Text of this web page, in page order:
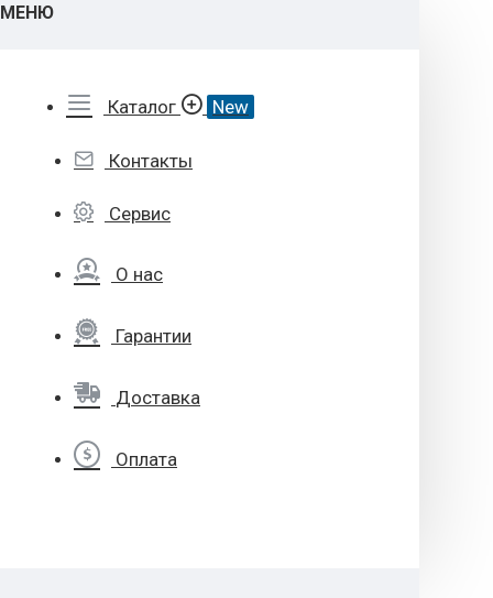
МЕНЮ
Каталог New
Контакты
Сервис
О нас
Гарантии
Доставка
Оплата